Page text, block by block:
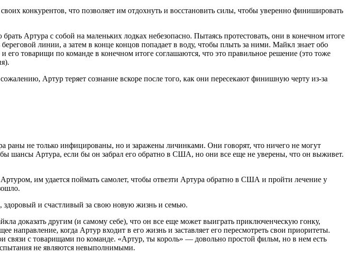
конкурентов, что позволяет им отдохнуть и восстановить силы, чтобы уверенно финишировать
Артура с собой на маленьких лодках небезопасно. Пытаясь протестовать, они в конечном итоге
линии, а затем в конце концов попадает в воду, чтобы плыть за ними. Майкл знает обо
его товарищи по команде в конечном итоге соглашаются, что это правильное решение (это тоже
Артур теряет сознание вскоре после того, как они пересекают финишную черту из-за
раны не только инфицированы, но и заражены личинками. Они говорят, что ничего не могут
шансы Артура, если бы он забрал его обратно в США, но они все еще не уверены, что он выживет.
им удается поймать самолет, чтобы отвезти Артура обратно в США и пройти лечение у
здоровый и счастливый за свою новую жизнь и семью.
доказать другим (и самому себе), что он все еще может выиграть приключенческую гонку,
направление, когда Артур входит в его жизнь и заставляет его пересмотреть свои приоритеты.
связи с товарищами по команде. «Артур, ты король» — довольно простой фильм, но в нем есть
не являются невыполнимыми.